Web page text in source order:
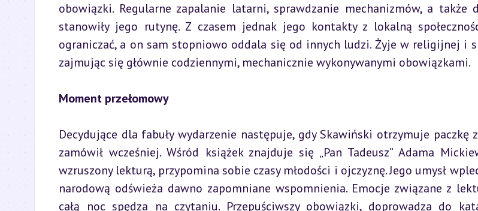
obowiązki. Regularne zapalanie latarni, sprawdzanie mechanizmów, a także
stanowiły jego rutynę. Z czasem jednak jego kontakty z lokalną
ograniczać, a on sam stopniowo oddala się od innych ludzi. Żyje w religijnej i
zajmując się głównie codziennymi, mechanicznie wykonywanymi obowiązkami.
Moment przełomowy
Decydujące dla fabuły wydarzenie następuje, gdy Skawiński otrzymuje paczkę
zamówił wcześniej. Wśród książek znajduje się „Pan Tadeusz” Adama
wzruszony lekturą, przypomina sobie czasy młodości i ojczyznę. Jego umysł
narodową odświeża dawno zapomniane wspomnienia. Emocje związane z
całą noc spędza na czytaniu. Przepuściwszy obowiązki, doprowadza do